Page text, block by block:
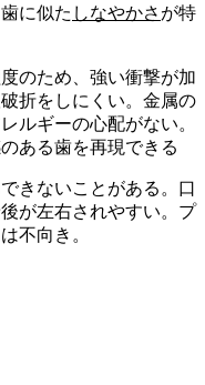
に似た しなやかさ が特
のため、強い衝撃が加
折をしにくい。金属の
ルギーの心配がない。
ある歯を再現できる
きないことがある。口
が左右されやすい。プ
不向き。